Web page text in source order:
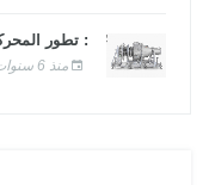
: تطور
منذ 6 سنوات